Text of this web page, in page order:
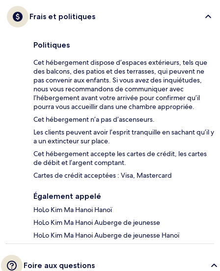
Frais et politiques
Politiques
Cet hébergement dispose d’espaces extérieurs, tels que
des balcons, des patios et des terrasses, qui peuvent ne
pas convenir aux enfants. Si vous avez des inquiétudes,
nous vous recommandons de communiquer avec
l’hébergement avant votre arrivée pour confirmer qu’il
pourra vous accueillir dans une chambre appropriée.
Cet hébergement n’a pas d’ascenseurs.
Les clients peuvent avoir l’esprit tranquille en sachant qu’il y
a un extincteur sur place.
Cet hébergement accepte les cartes de crédit, les cartes
de débit et l’argent comptant.
Cartes de crédit acceptées : Visa, Mastercard
Également appelé
HoLo Kim Ma Hanoi Hanoï
HoLo Kim Ma Hanoi Auberge de jeunesse
HoLo Kim Ma Hanoi Auberge de jeunesse Hanoï
Foire aux questions